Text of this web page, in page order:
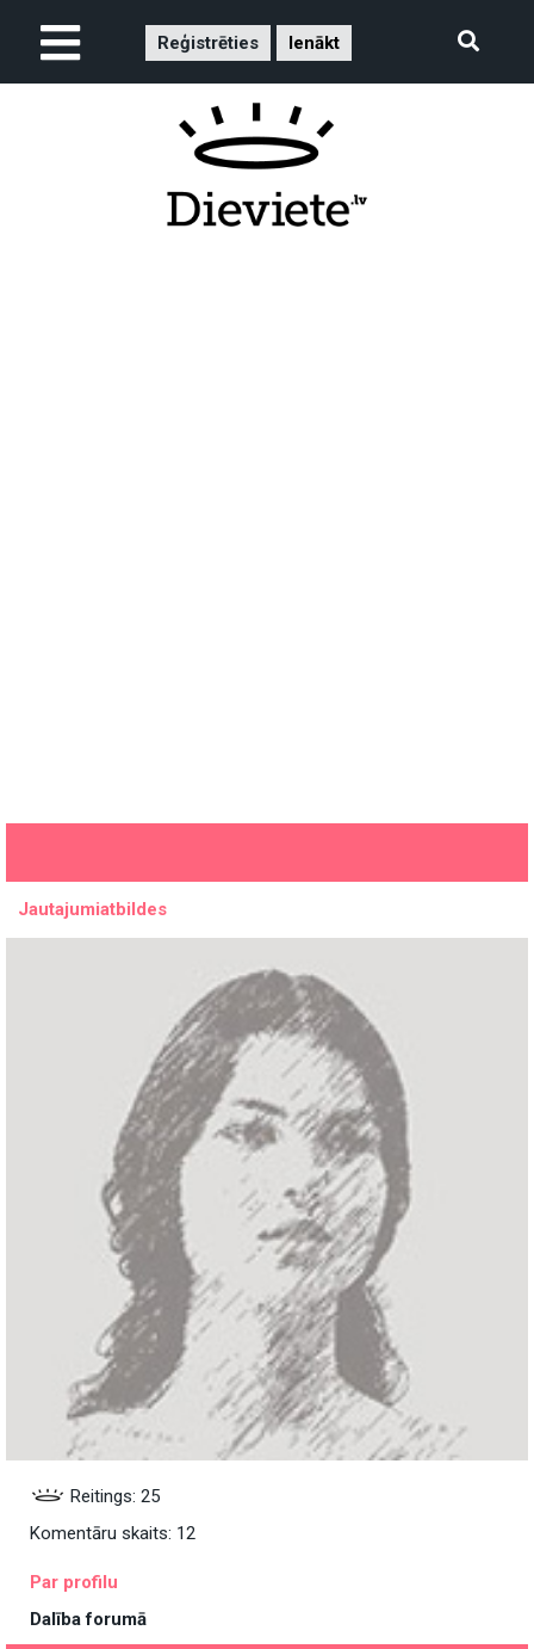
Reģistrēties Ienākt
Jautajumiatbildes
Reitings: 25
Komentāru skaits: 12
Par profilu
Dalība forumā